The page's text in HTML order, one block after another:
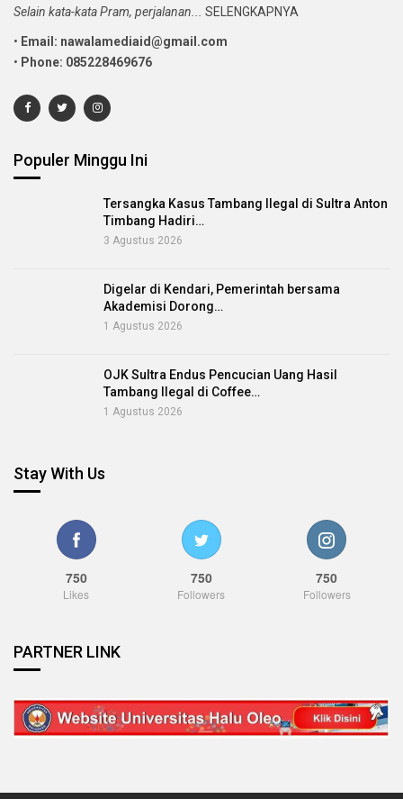
Selain kata-kata Pram, perjalanan... SELENGKAPNYA
• Email: nawalamediaid@gmail.com
• Phone: 085228469676
Populer Minggu Ini
Tersangka Kasus Tambang Ilegal di Sultra Anton
Timbang Hadiri…
3 Agustus 2026
Digelar di Kendari, Pemerintah bersama
Akademisi Dorong…
1 Agustus 2026
OJK Sultra Endus Pencucian Uang Hasil
Tambang Ilegal di Coffee…
1 Agustus 2026
Stay With Us
750
Likes
750
Followers
750
Followers
PARTNER LINK